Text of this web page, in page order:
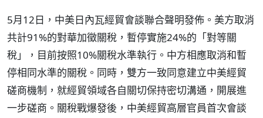
5月12日，中美日內瓦經貿會談聯合聲明發佈。美方取消
共計91%的對華加徵關稅，暫停實施24%的「對等關
稅」，目前按照10%關稅水準執行。中方相應取消和暫
停相同水準的關稅。同時，雙方一致同意建立中美經貿
磋商機制，就經貿領域各自關切保持密切溝通，開展進
一步磋商。關稅戰爆發後，中美經貿高層官員首次會談